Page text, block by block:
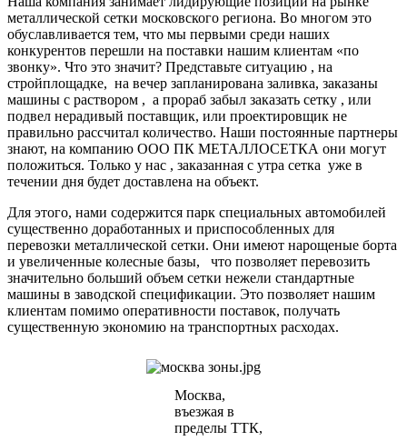
металлической сетки московского региона. Во многом это
обуславливается тем, что мы первыми среди наших
конкурентов перешли на поставки нашим клиентам «по
звонку». Что это значит? Представьте ситуацию , на
стройплощадке, на вечер запланирована заливка, заказаны
машины с раствором , а прораб забыл заказать сетку , или
подвел нерадивый поставщик, или проектировщик не
правильно рассчитал количество. Наши постоянные партнеры
знают, на компанию ООО ПК МЕТАЛЛОСЕТКА они могут
положиться. Только у нас , заказанная с утра сетка уже в
течении дня будет доставлена на объект.
Для этого, нами содержится парк специальных автомобилей
существенно доработанных и приспособленных для
перевозки металлической сетки. Они имеют нарощеные борта
и увеличенные колесные базы, что позволяет перевозить
значительно больший объем сетки нежели стандартные
машины в заводской спецификации. Это позволяет нашим
клиентам помимо оперативности поставок, получать
существенную экономию на транспортных расходах.
Москва,
въезжая в
пределы ТТК,